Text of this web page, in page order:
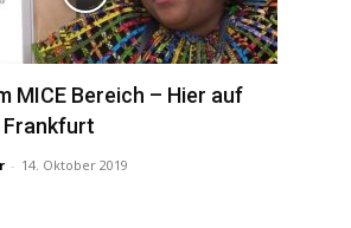
MICE Bereich – Hier auf
Frankfurt
- 14. Oktober 2019